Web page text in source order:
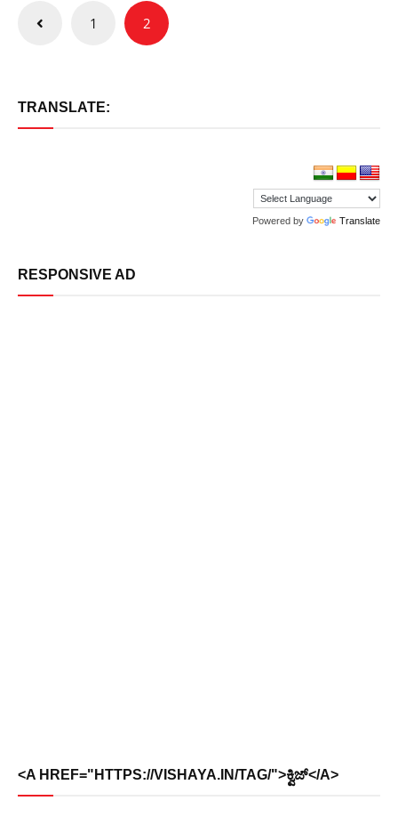
Posts
pagination
1 2
TRANSLATE:
Powered by Translate
RESPONSIVE AD
<A HREF="HTTPS://VISHAYA.IN/TAG/">ಕ್ವಿಜ್</A>